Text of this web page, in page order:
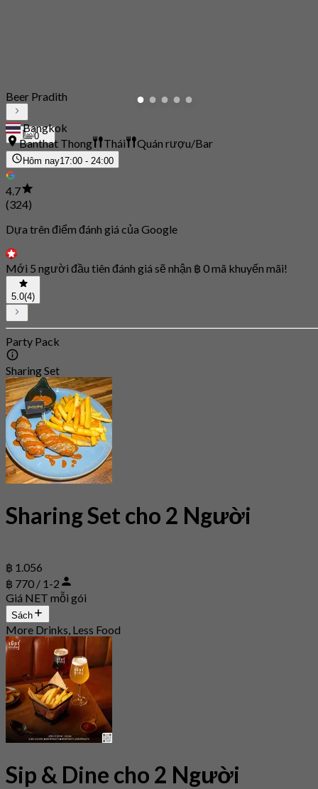
0
Beer Pradith
Bangkok
Banthat Thong
Thái Quán rượu/Bar
Hôm nay17:00 - 24:00
4.7
(324)
Dựa trên điểm đánh giá của Google
Mới 5 người đầu tiên đánh giá sẽ nhận ฿ 0 mã khuyến mãi!
5.0(4)
Party Pack
Sharing Set
Sharing Set cho 2 Người
฿ 1.056
฿ 770 / 1-2
Giá NET mỗi gói
Sách
More Drinks, Less Food
Sip & Dine cho 2 Người